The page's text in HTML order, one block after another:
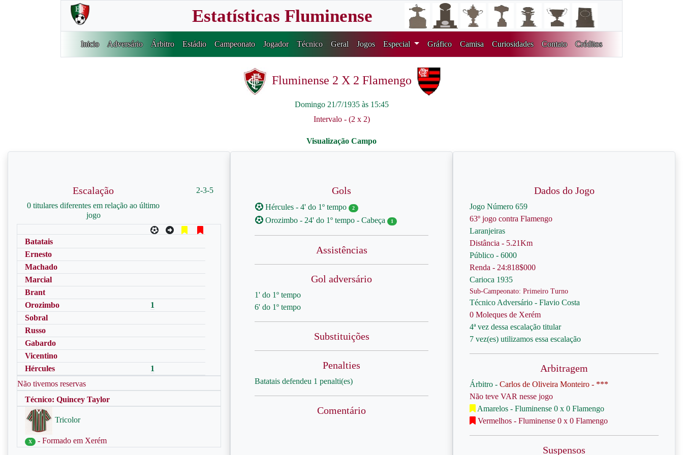
Estatísticas Fluminense
Inicio Adversário Árbitro Estádio Campeonato Jogador Técnico Geral Jogos Especial Gráfico Camisa Curiosidades Contato Créditos
Fluminense 2 X 2 Flamengo
Domingo 21/7/1935 às 15:45
Intervalo - (2 x 2)
Escalação
0 titulares diferentes em relação ao último
jogo
2-3-5
Batatais
Ernesto
Machado
Marcial
Brant
Orozimbo
1
Sobral
Russo
Gabardo
Vicentino
Hércules
1
Não tivemos reservas
Técnico: Quincey Taylor
Tricolor
X - Formado em Xerém
Gols
Hércules - 4' do 1º tempo 2
Orozimbo - 24' do 1º tempo - Cabeça 1
Assistências
Gol adversário
1' do 1º tempo
6' do 1º tempo
Substituições
Penalties
Batatais defendeu 1 penalti(es)
Comentário
Dados do Jogo
Jogo Número 659
63º jogo contra Flamengo
Laranjeiras
Distância - 5.21Km
Público - 6000
Renda - 24:818$000
Carioca 1935
Sub-Campeonato: Primeiro Turno
Técnico Adversário - Flavio Costa
0 Moleques de Xerém
4ª vez dessa escalação titular
7 vez(es) utilizamos essa escalação
Arbitragem
Árbitro - Carlos de Oliveira Monteiro - ***
Não teve VAR nesse jogo
Amarelos - Fluminense 0 x 0 Flamengo
Vermelhos - Fluminense 0 x 0 Flamengo
Suspensos